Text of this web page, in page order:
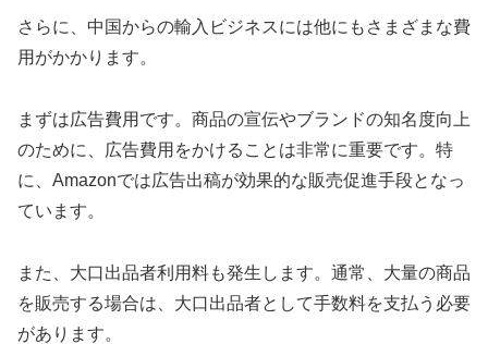
さらに、中国からの輸入ビジネスには他にもさまざまな費
用がかかります。
まずは広告費用です。商品の宣伝やブランドの知名度向上
のために、広告費用をかけることは非常に重要です。特
に、Amazonでは広告出稿が効果的な販売促進手段となっ
ています。
また、大口出品者利用料も発生します。通常、大量の商品
を販売する場合は、大口出品者として手数料を支払う必要
があります。